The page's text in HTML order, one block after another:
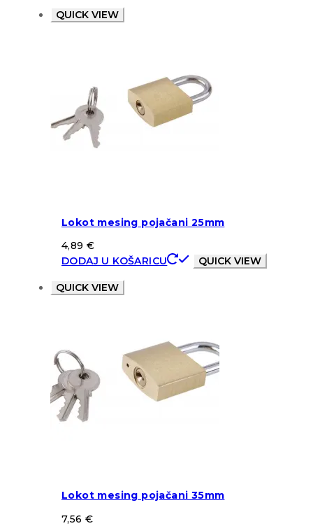
QUICK VIEW
Lokot mesing pojačani 25mm
4,89 €
DODAJ U KOŠARICU
QUICK VIEW
QUICK VIEW
Lokot mesing pojačani 35mm
7,56 €